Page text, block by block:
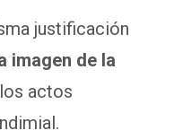
justificación
imagen de la
actos